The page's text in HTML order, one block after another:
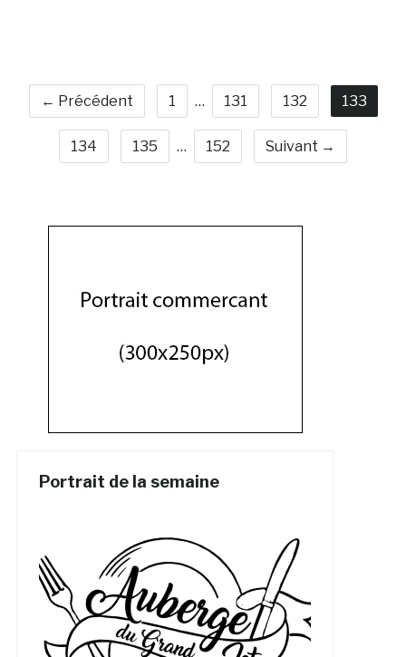
← Précédent 1 … 131 132 133
134 135 … 152 Suivant →
Portrait de la semaine